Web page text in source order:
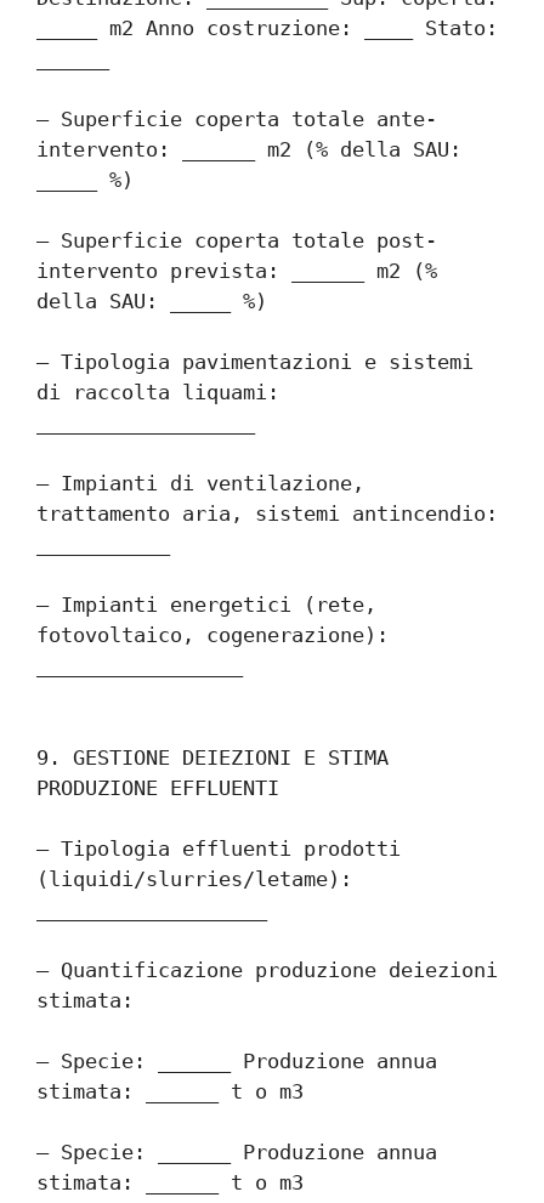
_____ m2 Anno costruzione: ____ Stato:
– Superficie coperta totale ante-
intervento: ______ m2 (% della SAU:
_____ %)
– Superficie coperta totale post-
intervento prevista: ______ m2 (%
della SAU: _____ %)
– Tipologia pavimentazioni e sistemi
di raccolta liquami:
– Impianti di ventilazione,
trattamento aria, sistemi antincendio:
– Impianti energetici (rete,
fotovoltaico, cogenerazione):
9. GESTIONE DEIEZIONI E STIMA
PRODUZIONE EFFLUENTI
– Tipologia effluenti prodotti
(liquidi/slurries/letame):
– Quantificazione produzione deiezioni
stimata:
– Specie: ______ Produzione annua
stimata: ______ t o m3
– Specie: ______ Produzione annua
stimata: ______ t o m3